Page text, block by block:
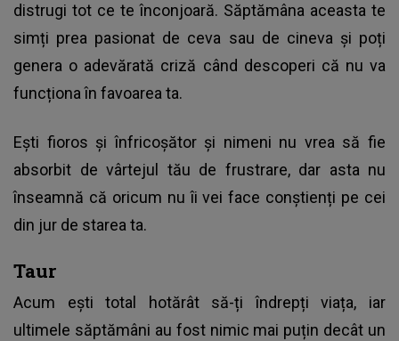
distrugi tot ce te înconjoară. Săptămâna aceasta te
simți prea pasionat de ceva sau de cineva și poți
genera o adevărată criză când descoperi că nu va
funcționa în favoarea ta.
Ești fioros și înfricoșător și nimeni nu vrea să fie
absorbit de vârtejul tău de frustrare, dar asta nu
înseamnă că oricum nu îi vei face conștienți pe cei
din jur de starea ta.
Taur
Acum ești total hotărât să-ți îndrepți viața, iar
ultimele săptămâni au fost nimic mai puțin decât un